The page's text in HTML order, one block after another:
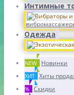
Интимные
Одежда
NEW Новинки
ХИТ Хиты
% Скидки